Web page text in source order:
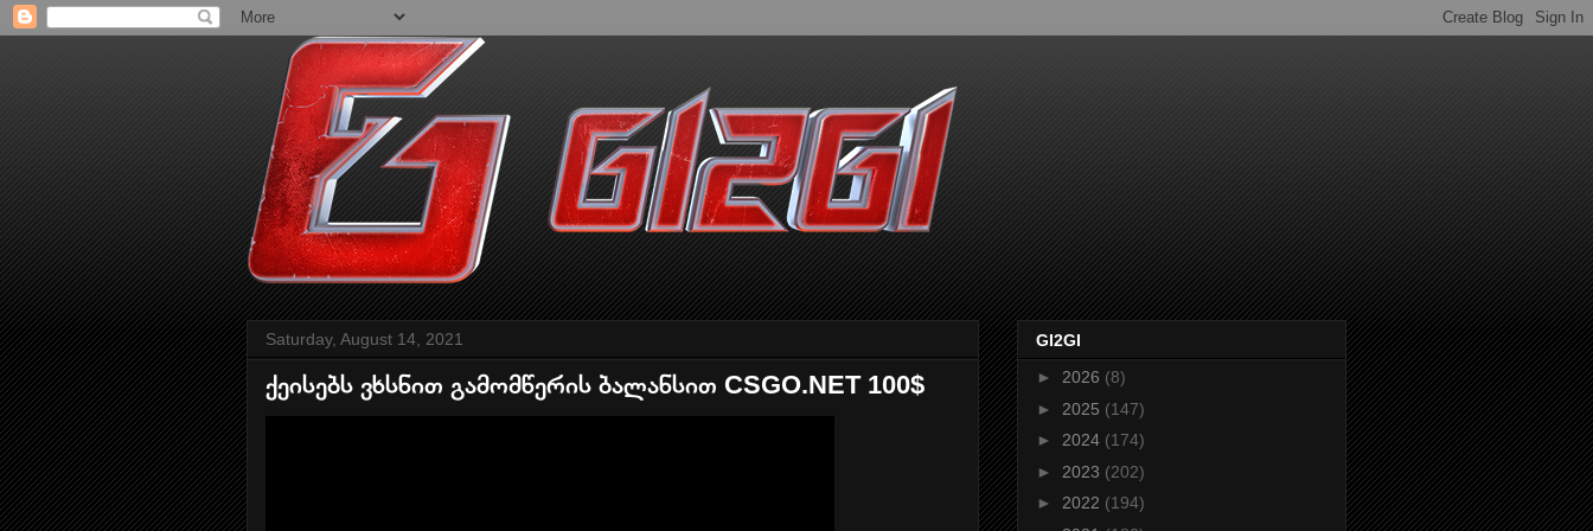
Saturday, August 14, 2021
ქეისებს ვხსნით გამომწერის ბალანსით CSGO.NET 100$
GI2GI
► 2026 (8)
► 2025 (147)
► 2024 (174)
► 2023 (202)
► 2022 (194)